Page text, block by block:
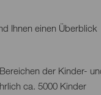
Ihnen einen Überblick
der Kinder-
ca. 5000 Kinder